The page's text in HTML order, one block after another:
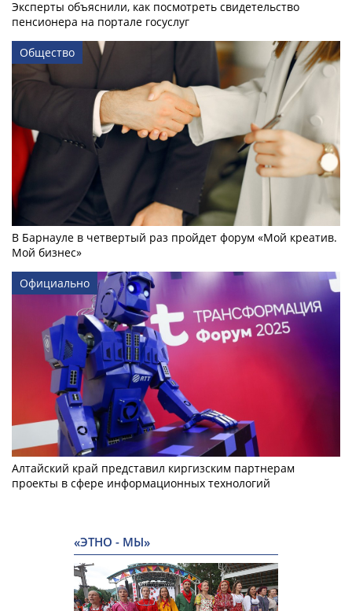
Эксперты объяснили, как посмотреть свидетельство
пенсионера на портале госуслуг
Общество
В Барнауле в четвертый раз пройдет форум «Мой креатив.
Мой бизнес»
Официально
Алтайский край представил киргизским партнерам
проекты в сфере информационных технологий
«ЭТНО - МЫ»